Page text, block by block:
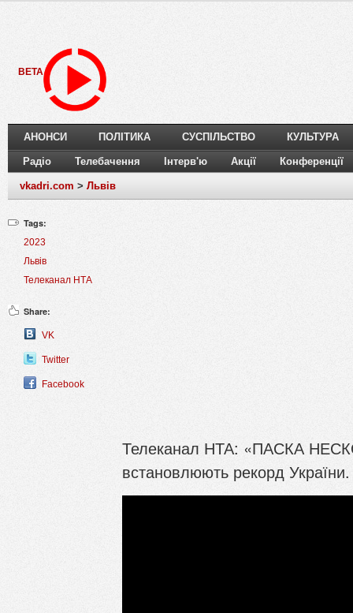
BETA
АНОНСИ ПОЛІТИКА СУСПІЛЬСТВО КУЛЬТУРА
Радіо Телебачення Інтерв'ю Акції Конференції
vkadri.com > Львів
Tags:
2023
Львів
Телеканал НТА
Share:
VK
Twitter
Facebook
Телеканал НТА: «ПАСКА
встановлюють рекорд